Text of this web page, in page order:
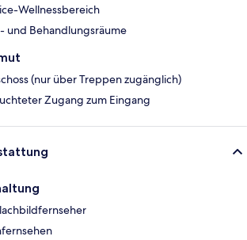
Wellnessbereich
und Behandlungsräume
(nur über Treppen zugänglich)
Zugang zum Eingang